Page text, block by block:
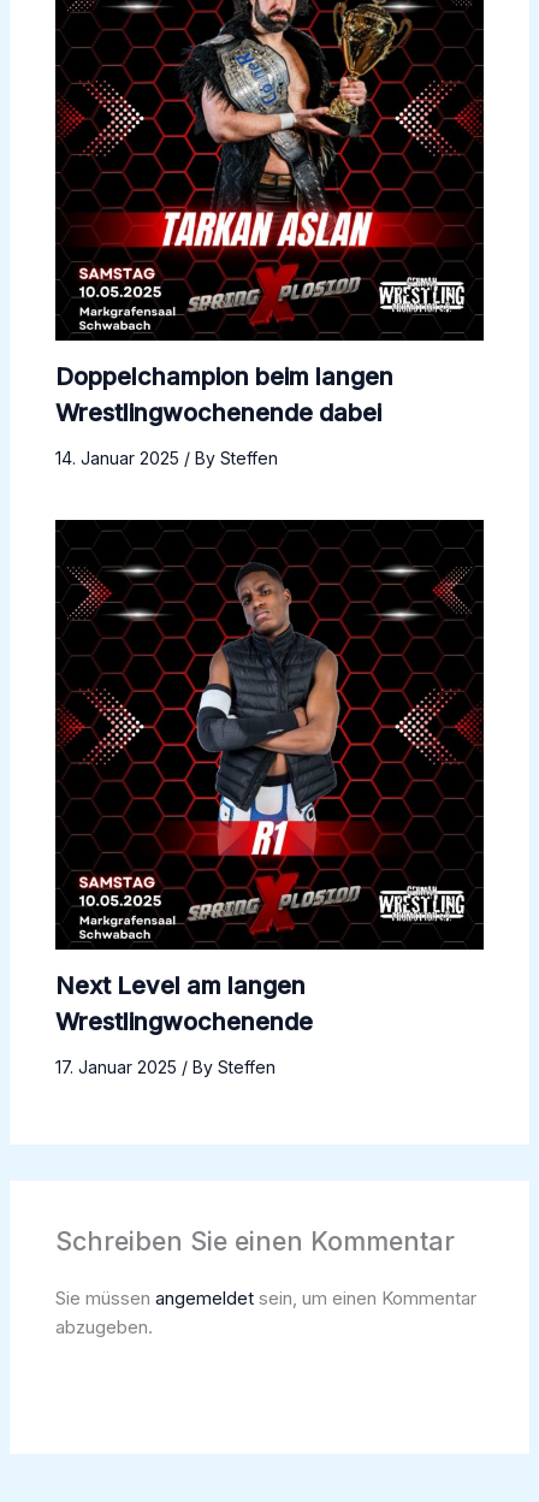
Doppelchampion beim langen
Wrestlingwochenende dabei
14. Januar 2025 / By Steffen
Next Level am langen
Wrestlingwochenende
17. Januar 2025 / By Steffen
Schreiben Sie einen Kommentar
Sie müssen angemeldetsein, um einen Kommentar
abzugeben.